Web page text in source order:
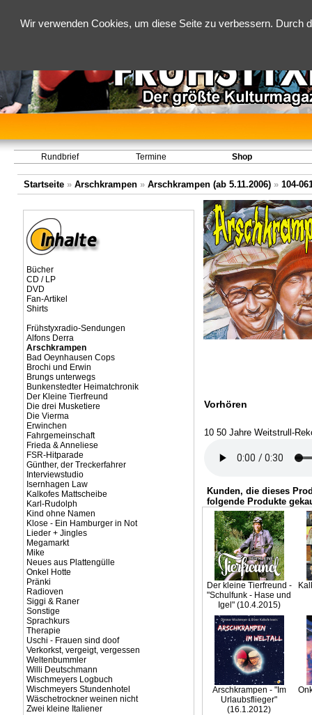
Wir verwenden Cookies, um diese Seite zu verbessern.
Rundbrief Termine Shop
Startseite» Arschkrampen» Arschkrampen (ab 5.11.2006)» 104-
Bücher
CD / LP
DVD
Fan-Artikel
Shirts
Frühstyxradio-Sendungen
Alfons Derra
Arschkrampen
Bad Oeynhausen Cops
Brochi und Erwin
Brungs unterwegs
Bunkenstedter Heimatchronik
Der Kleine Tierfreund
Die drei Musketiere
Die Vierma
Erwinchen
Fahrgemeinschaft
Frieda & Anneliese
FSR-Hitparade
Günther, der Treckerfahrer
Interviewstudio
Isernhagen Law
Kalkofes Mattscheibe
Karl-Rudolph
Kind ohne Namen
Klose - Ein Hamburger in Not
Lieder + Jingles
Megamarkt
Mike
Neues aus Plattengülle
Onkel Hotte
Pränki
Radioven
Siggi & Raner
Sonstige
Sprachkurs
Therapie
Uschi - Frauen sind doof
Verkorkst, vergeigt, vergessen
Weltenbummler
Willi Deutschmann
Wischmeyers Logbuch
Wischmeyers Stundenhotel
Wäschetrockner weinen nicht
Zwei kleine Italiener
Vorhören
10 50 Jahre Weitstrull-
Kunden, die dieses
folgende Produkte
Der kleine Tierfreund -
"Schulfunk - Hase und
Igel" (10.4.2015)
Arschkrampen - "Im
Urlaubsflieger"
(16.1.2012)